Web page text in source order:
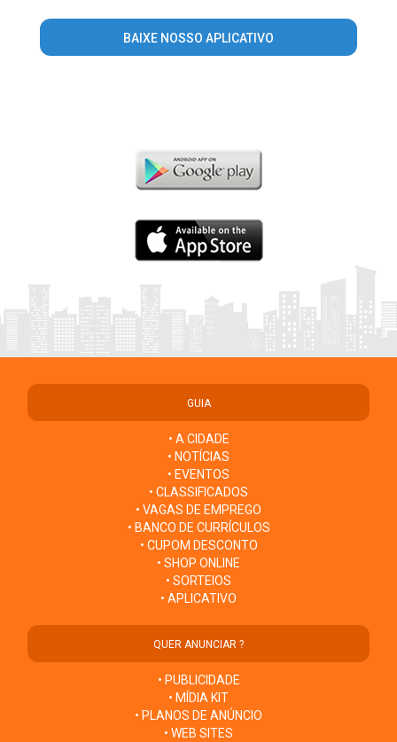
BAIXE NOSSO APLICATIVO
GUIA
• A CIDADE
• NOTÍCIAS
• EVENTOS
• CLASSIFICADOS
• VAGAS DE EMPREGO
• BANCO DE CURRÍCULOS
• CUPOM DESCONTO
• SHOP ONLINE
• SORTEIOS
• APLICATIVO
QUER ANUNCIAR ?
• PUBLICIDADE
• MÍDIA KIT
• PLANOS DE ANÚNCIO
• WEB SITES